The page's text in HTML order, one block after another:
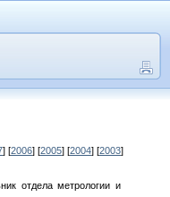
] [2006] [2005] [2004] [2003]
отдела метрологии и